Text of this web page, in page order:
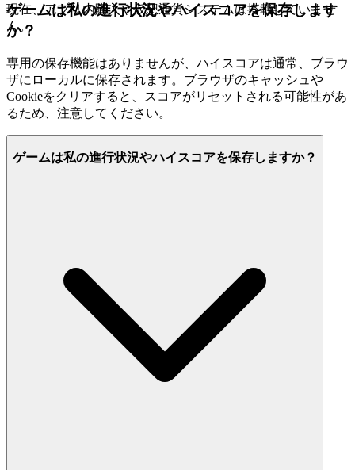
現在、アプリ内購入や仮想通貨システムは搭載していませ
ん。
ゲームは私の進行状況やハイスコアを保存します
か？
専用の保存機能はありませんが、ハイスコアは通常、ブラウ
ザにローカルに保存されます。ブラウザのキャッシュや
Cookieをクリアすると、スコアがリセットされる可能性があ
るため、注意してください。
ゲームは私の進行状況やハイスコアを保存しますか？